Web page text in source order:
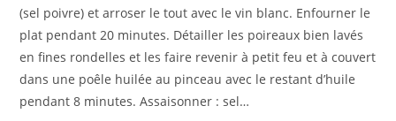
(sel poivre) et arroser le tout avec le vin blanc. Enfourner le
plat pendant 20 minutes. Détailler les poireaux bien lavés
en fines rondelles et les faire revenir à petit feu et à couvert
dans une poêle huilée au pinceau avec le restant d’huile
pendant 8 minutes. Assaisonner : sel…